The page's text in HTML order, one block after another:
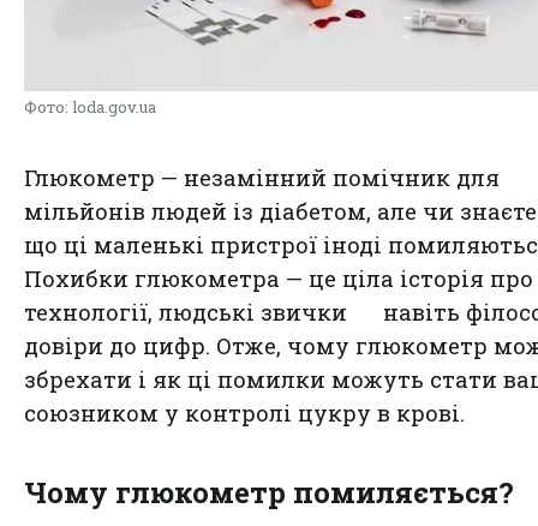
Фото: loda.gov.ua
Глюкометр — незамінний помічник для
мільйонів людей із діабетом, але чи
що ці маленькі пристрої іноді
Похибки глюкометра — це ціла історія про
технології, людські звички навіть
довіри до цифр. Отже, чому глюкометр
збрехати і як ці помилки можуть стати
союзником у контролі цукру в крові.
Чому глюкометр помиляється?